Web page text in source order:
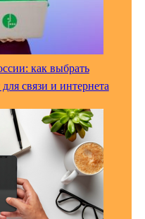
как выбрать
связи и интернета